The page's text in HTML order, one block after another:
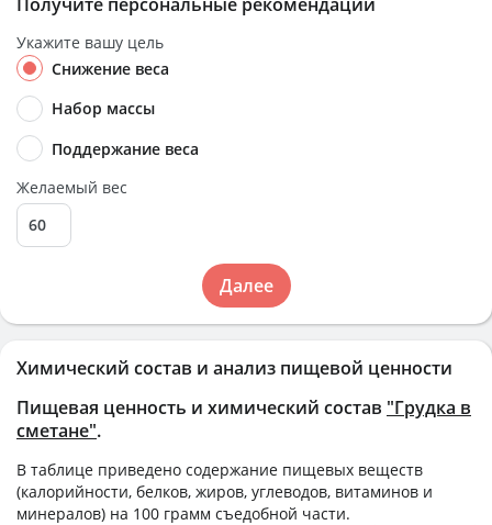
Химический состав и анализ пищевой ценности
Пищевая ценность и химический состав "Грудка в
сметане".
В таблице приведено содержание пищевых веществ
(калорийности, белков, жиров, углеводов, витаминов и
минералов) на 100 грамм съедобной части.
Укажите вашу цель
Снижение веса
Набор массы
Поддержание веса
Желаемый вес
Далее